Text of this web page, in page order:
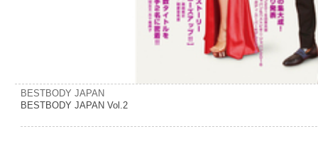
BESTBODY JAPAN
BESTBODY JAPAN Vol.2